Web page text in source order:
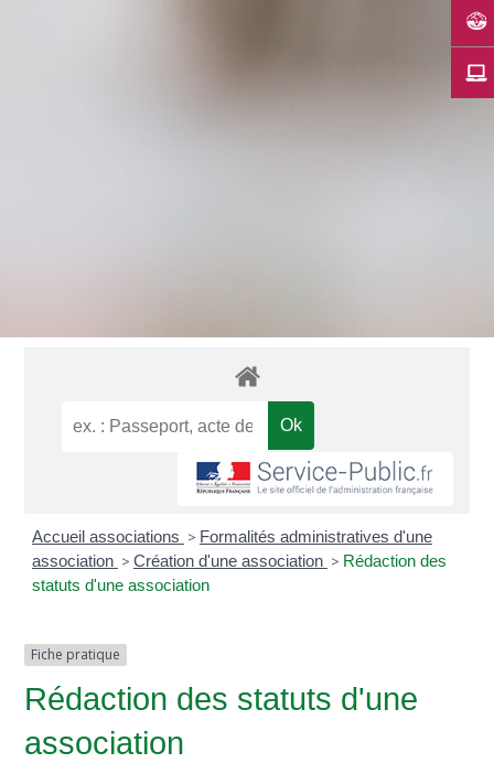
Accueil associations > Formalités administratives d'une
association > Création d'une association > Rédaction des
statuts d'une association
Fiche pratique
Rédaction des statuts d'une
association